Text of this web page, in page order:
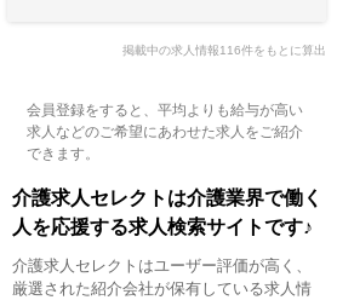
掲載中の求人情報116件をもとに算出
会員登録をすると、平均よりも給与が高い
求人などのご希望にあわせた求人をご紹介
できます。
介護求人セレクトは介護業界で働く
人を応援する求人検索サイトです♪
介護求人セレクトはユーザー評価が高く、
厳選された紹介会社が保有している求人情